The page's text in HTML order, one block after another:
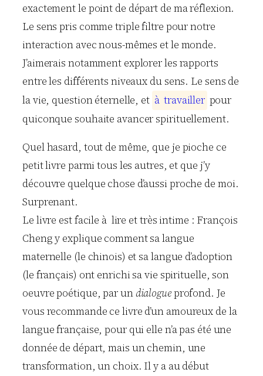
exactement le point de départ de ma réflexion.
Le sens pris comme triple filtre pour notre
interaction avec nous-mêmes et le monde.
J’aimerais notamment explorer les rapports
entre les différents niveaux du sens. Le sens de
la vie, question éternelle, et à travailler pour
quiconque souhaite avancer spirituellement.
Quel hasard, tout de même, que je pioche ce
petit livre parmi tous les autres, et que j’y
découvre quelque chose d’aussi proche de moi.
Surprenant.
Le livre est facile à lire et très intime : François
Cheng y explique comment sa langue
maternelle (le chinois) et sa langue d’adoption
(le français) ont enrichi sa vie spirituelle, son
oeuvre poétique, par undialogueprofond. Je
vous recommande ce livre d’un amoureux de la
langue française, pour qui elle n’a pas été une
donnée de départ, mais un chemin, une
transformation, un choix. Il y a au début